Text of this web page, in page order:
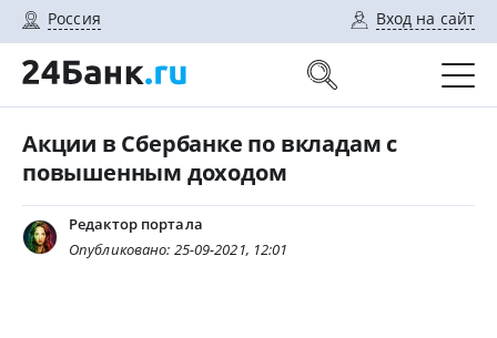
Россия Вход на сайт
Акции в Сбербанке по вкладам с
повышенным доходом
Редактор портала
Опубликовано: 25-09-2021, 12:01